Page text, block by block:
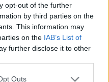
opt-out of the further
by third parties on the
This information may
on the IAB’s List of
further disclose it to other
Outs
αποτελεί
κράτους
των καίριων
σελίδα στην